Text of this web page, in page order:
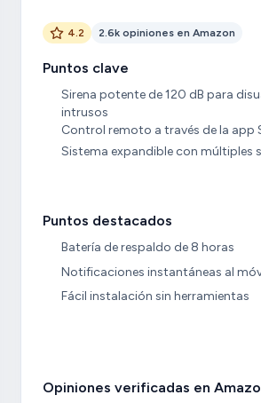
4.2 2.6k opiniones en Amazon
Puntos clave
Sirena potente de 120 dB para
intrusos
Control remoto a través de la app
Sistema expandible con múltiples
Puntos destacados
Batería de respaldo de 8 horas
Notificaciones instantáneas al
Fácil instalación sin herramientas
Opiniones verificadas en